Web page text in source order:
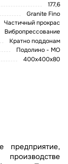
177,6
Granite Fino
Частичный прокрас
Вибропрессование
Кратно поддонам
Подолино - МО
400х400х80
предприятие,